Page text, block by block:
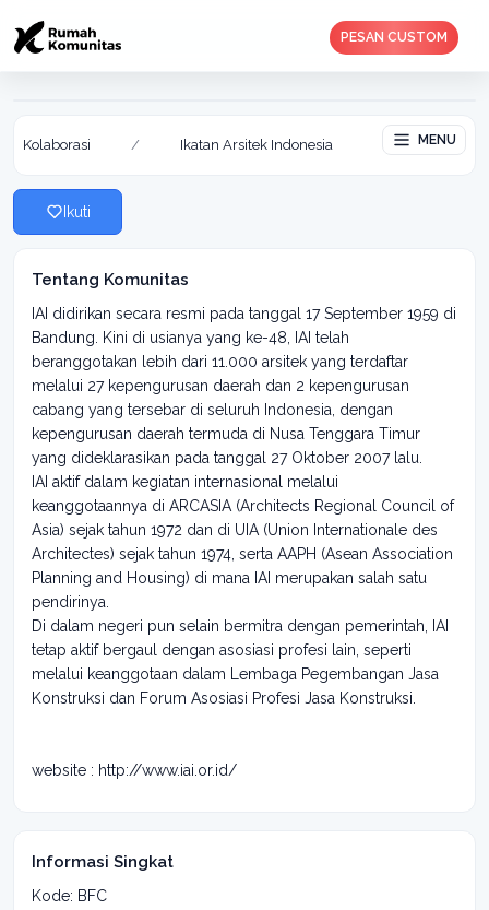
PESAN CUSTOM
Ikatan Arsitek Indonesia
Aktif: 06 Feb 2019
Kolaborasi / Ikatan Arsitek Indonesia MENU
Ikuti
Tentang Komunitas
IAI didirikan secara resmi pada tanggal 17 September 1959 di
Bandung. Kini di usianya yang ke-48, IAI telah
beranggotakan lebih dari 11.000 arsitek yang terdaftar
melalui 27 kepengurusan daerah dan 2 kepengurusan
cabang yang tersebar di seluruh Indonesia, dengan
kepengurusan daerah termuda di Nusa Tenggara Timur
yang dideklarasikan pada tanggal 27 Oktober 2007 lalu.
IAI aktif dalam kegiatan internasional melalui
keanggotaannya di ARCASIA (Architects Regional Council of
Asia) sejak tahun 1972 dan di UIA (Union Internationale des
Architectes) sejak tahun 1974, serta AAPH (Asean Association
Planning and Housing) di mana IAI merupakan salah satu
pendirinya.
Di dalam negeri pun selain bermitra dengan pemerintah, IAI
tetap aktif bergaul dengan asosiasi profesi lain, seperti
melalui keanggotaan dalam Lembaga Pegembangan Jasa
Konstruksi dan Forum Asosiasi Profesi Jasa Konstruksi.
website : http://www.iai.or.id/
Informasi Singkat
Kode: BFC